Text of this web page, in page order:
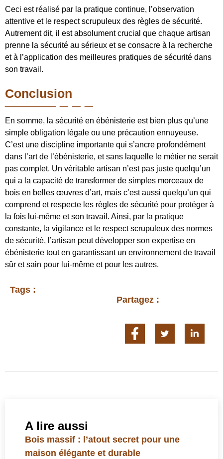
Ceci est réalisé par la pratique continue, l’observation
attentive et le respect scrupuleux des règles de sécurité.
Autrement dit, il est absolument crucial que chaque artisan
prenne la sécurité au sérieux et se consacre à la recherche
et à l’application des meilleures pratiques de sécurité dans
son travail.
Conclusion
En somme, la sécurité en ébénisterie est bien plus qu’une
simple obligation légale ou une précaution ennuyeuse.
C’est une discipline importante qui s’ancre profondément
dans l’art de l’ébénisterie, et sans laquelle le métier ne serait
pas complet. Un véritable artisan n’est pas juste quelqu’un
qui a la capacité de transformer de simples morceaux de
bois en belles œuvres d’art, mais c’est aussi quelqu’un qui
comprend et respecte les règles de sécurité pour protéger à
la fois lui-même et son travail. Ainsi, par la pratique
constante, la vigilance et le respect scrupuleux des normes
de sécurité, l’artisan peut développer son expertise en
ébénisterie tout en garantissant un environnement de travail
sûr et sain pour lui-même et pour les autres.
Tags :
Partagez :
A lire aussi
Bois massif : l’atout secret pour une
maison élégante et durable